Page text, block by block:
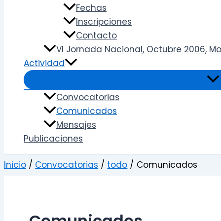
Fechas
Inscripciones
Contacto
VI Jornada Nacional, Octubre 2006,
Actividad
Convocatorias
Comunicados
Mensajes
Publicaciones
Inicio Convocatorias todo Comunicados